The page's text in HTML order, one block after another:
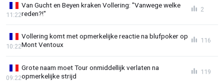
Van Gucht en Beyen kraken Vollering: "Vanwege welke
reden?!"
11:22
2
Vollering komt met opmerkelijke reactie na blufpoker op
Mont Ventoux
10:22
116
Grote naam moet Tour onmiddellijk verlaten na
opmerkelijke strijd
09:22
119